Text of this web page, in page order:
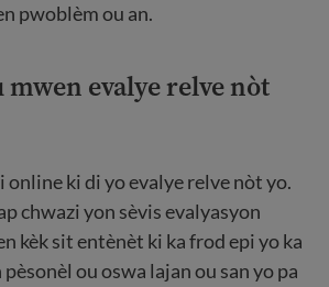
pwoblèm ou an.
evalye relve nòt
online ki di yo evalye relve nòt yo.
chwazi yon sèvis evalyasyon
kèk sit entènèt ki ka frod epi yo ka
ou oswa lajan ou san yo pa